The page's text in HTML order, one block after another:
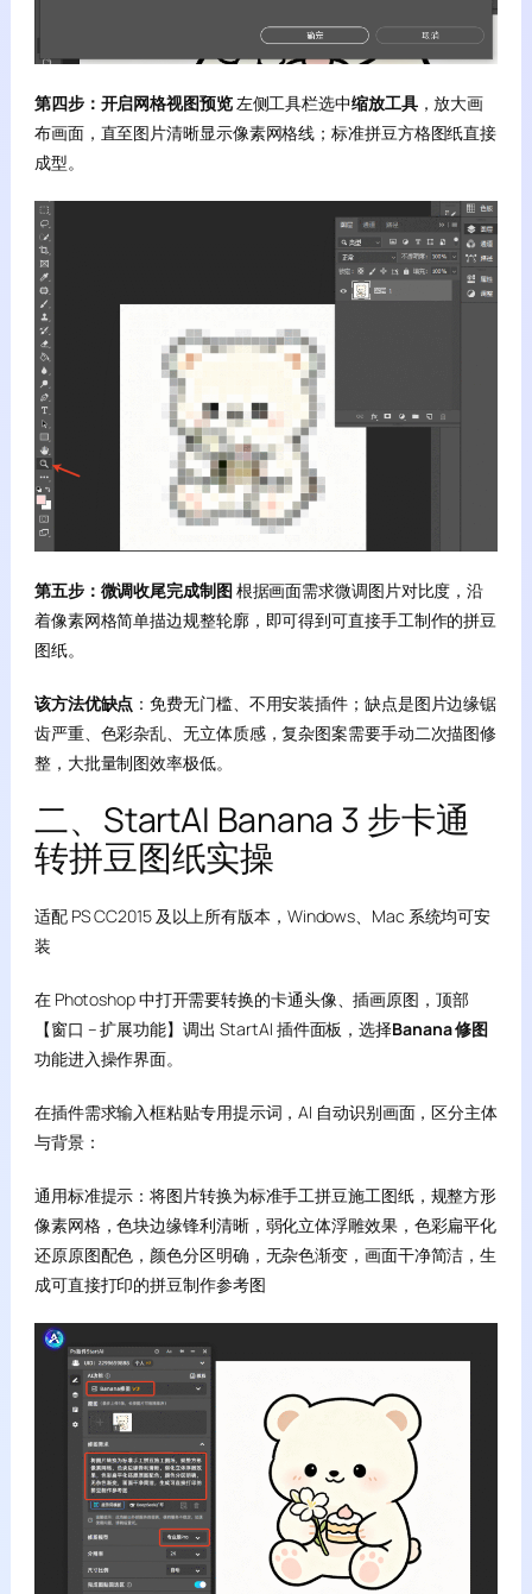
第四步：开启网格视图预览左侧工具栏选中缩放工具，放大画
布画面，直至图片清晰显示像素网格线；标准拼豆方格图纸直接
成型。
第五步：微调收尾完成制图根据画面需求微调图片对比度，沿
着像素网格简单描边规整轮廓，即可得到可直接手工制作的拼豆
图纸。
该方法优缺点 ：免费无门槛、不用安装插件；缺点是图片边缘锯
齿严重、色彩杂乱、无立体质感，复杂图案需要手动二次描图修
整，大批量制图效率极低。
二、StartAI Banana 3 步卡通
转拼豆图纸实操
适配 PS CC2015 及以上所有版本，Windows、Mac 系统均可安
装
在 Photoshop 中打开需要转换的卡通头像、插画原图，顶部
【窗口 – 扩展功能】调出 StartAI 插件面板，选择Banana 修图
功能进入操作界面。
在插件需求输入框粘贴专用提示词，AI 自动识别画面，区分主体
与背景：
通用标准提示：将图片转换为标准手工拼豆施工图纸，规整方形
像素网格，色块边缘锋利清晰，弱化立体浮雕效果，色彩扁平化
还原原图配色，颜色分区明确，无杂色渐变，画面干净简洁，生
成可直接打印的拼豆制作参考图